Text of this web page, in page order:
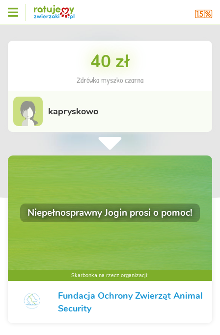
40 zł
Zdrówka myszko czarna
kapryskowo
Niepełnosprawny Jogin prosi o pomoc!
Skarbonka na rzecz organizacji:
Fundacja Ochrony Zwierząt Animal
Security